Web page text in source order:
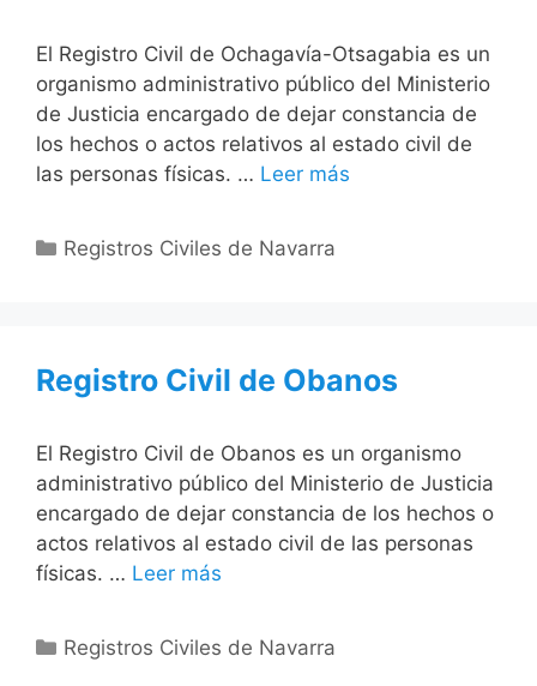
El Registro Civil de Ochagavía-Otsagabia es un
organismo administrativo público del Ministerio
de Justicia encargado de dejar constancia de
los hechos o actos relativos al estado civil de
las personas físicas. … Leer más
Categorías
Registros Civiles de Navarra
Registro Civil de Obanos
El Registro Civil de Obanos es un organismo
administrativo público del Ministerio de Justicia
encargado de dejar constancia de los hechos o
actos relativos al estado civil de las personas
físicas. … Leer más
Categorías
Registros Civiles de Navarra